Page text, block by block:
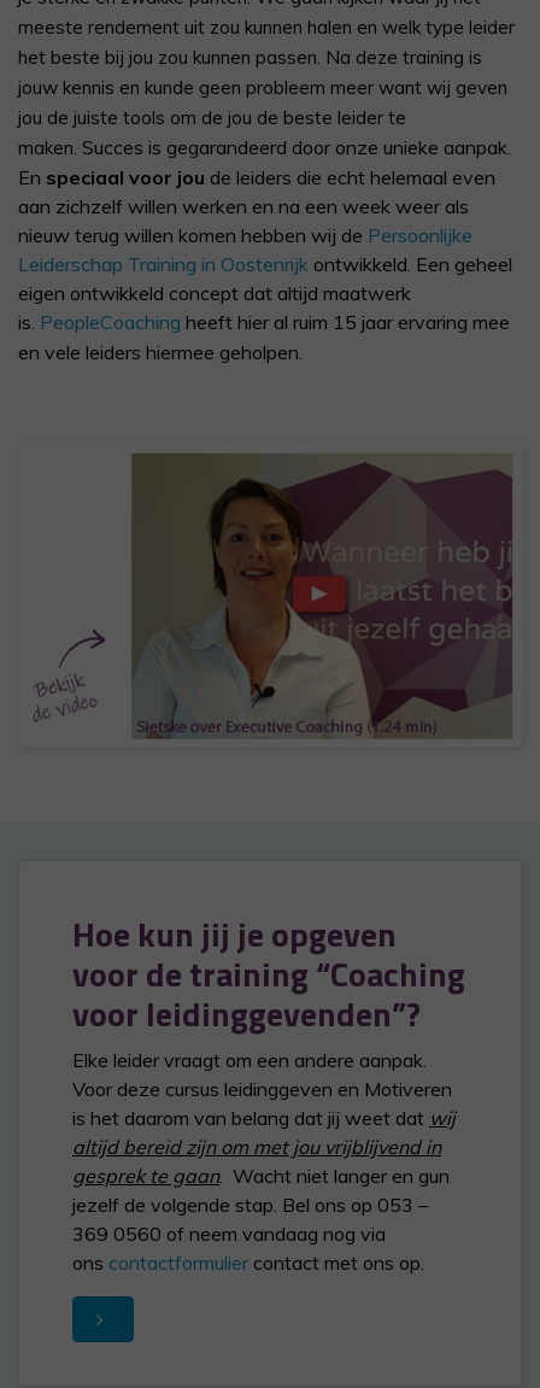
meeste rendement uit zou kunnen halen en welk type leider
het beste bij jou zou kunnen passen. Na deze training is
jouw kennis en kunde geen probleem meer want wij geven
jou de juiste tools om de jou de beste leider te
maken. Succes is gegarandeerd door onze unieke aanpak.
En speciaal voor jou de leiders die echt helemaal even
aan zichzelf willen werken en na een week weer als
nieuw terug willen komen hebben wij de Persoonlijke
Leiderschap Training in Oostenrijk ontwikkeld. Een geheel
eigen ontwikkeld concept dat altijd maatwerk
is. PeopleCoaching heeft hier al ruim 15 jaar ervaring mee
en vele leiders hiermee geholpen.
Hoe kun jij je opgeven
voor de training “Coaching
voor leidinggevenden”?
Elke leider vraagt om een andere aanpak.
Voor deze cursus leidinggeven en Motiveren
is het daarom van belang dat jij weet dat wij
altijd bereid zijn om met jou vrijblijvend in
gesprek te gaan. Wacht niet langer en gun
jezelf de volgende stap. Bel ons op 053 –
369 0560 of neem vandaag nog via
ons contactformulier contact met ons op.